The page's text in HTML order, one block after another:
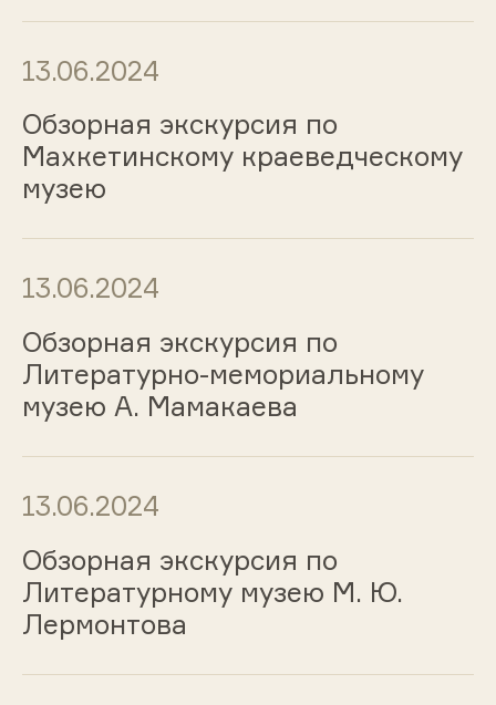
13.06.2024
Обзорная экскурсия по
Махкетинскому краеведческому
музею
13.06.2024
Обзорная экскурсия по
Литературно-мемориальному
музею А. Мамакаева
13.06.2024
Обзорная экскурсия по
Литературному музею М. Ю.
Лермонтова